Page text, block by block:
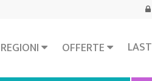
REGIONI OFFERTE